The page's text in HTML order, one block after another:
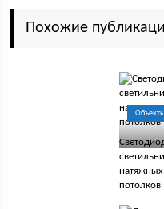
Похожие
Объекты
потолков